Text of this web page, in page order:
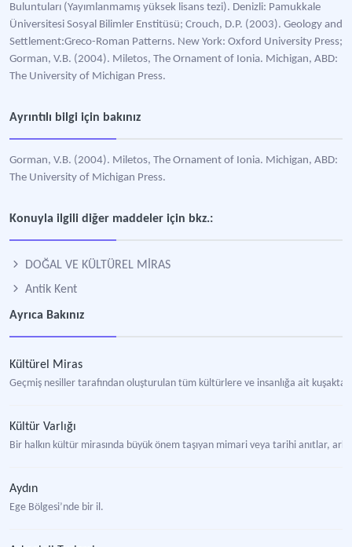
Buluntuları (Yayımlanmamış yüksek lisans tezi). Denizli: Pamukkale
Üniversitesi Sosyal Bilimler Enstitüsü; Crouch, D.P. (2003). Geology and
Settlement:Greco-Roman Patterns. New York: Oxford University Press;
Gorman, V.B. (2004). Miletos, The Ornament of Ionia. Michigan, ABD:
The University of Michigan Press.
Ayrıntılı bilgi için bakınız
Gorman, V.B. (2004). Miletos, The Ornament of Ionia. Michigan, ABD:
The University of Michigan Press.
Konuyla ilgili diğer maddeler için bkz.:
DOĞAL VE KÜLTÜREL MİRAS
Antik Kent
Ayrıca Bakınız
Kültürel Miras
Geçmiş nesiller tarafından oluşturulan tüm kültürlere ve insanlığa ait
Kültür Varlığı
Bir halkın kültür mirasında büyük önem taşıyan mimari veya tarihi anıtlar,
Aydın
Ege Bölgesi’nde bir il.